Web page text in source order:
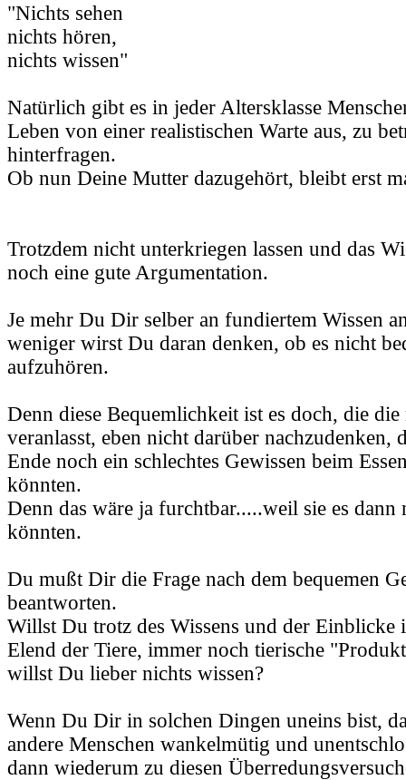
"Nichts sehen
nichts hören,
nichts wissen"
Natürlich gibt es in jeder Altersklasse
Leben von einer realistischen Warte aus, zu
hinterfragen.
Ob nun Deine Mutter dazugehört, bleibt erst
Trotzdem nicht unterkriegen lassen und das
noch eine gute Argumentation.
Je mehr Du Dir selber an fundiertem Wissen
weniger wirst Du daran denken, ob es nicht
aufzuhören.
Denn diese Bequemlichkeit ist es doch, die die
veranlasst, eben nicht darüber nachzudenken,
Ende noch ein schlechtes Gewissen beim
könnten.
Denn das wäre ja furchtbar.....weil sie es dann
könnten.
Du mußt Dir die Frage nach dem bequemen
beantworten.
Willst Du trotz des Wissens und der Einblicke
Elend der Tiere, immer noch tierische
willst Du lieber nichts wissen?
Wenn Du Dir in solchen Dingen uneins bist,
andere Menschen wankelmütig und
dann wiederum zu diesen